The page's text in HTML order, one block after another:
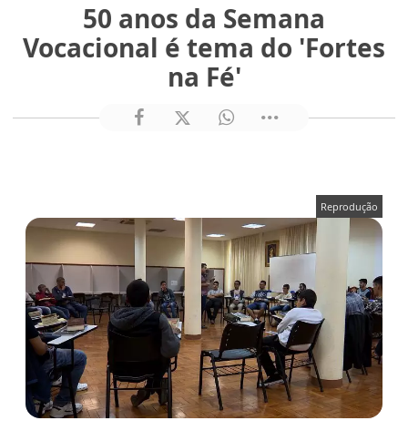
50 anos da Semana
Vocacional é tema do 'Fortes
na Fé'
Reprodução